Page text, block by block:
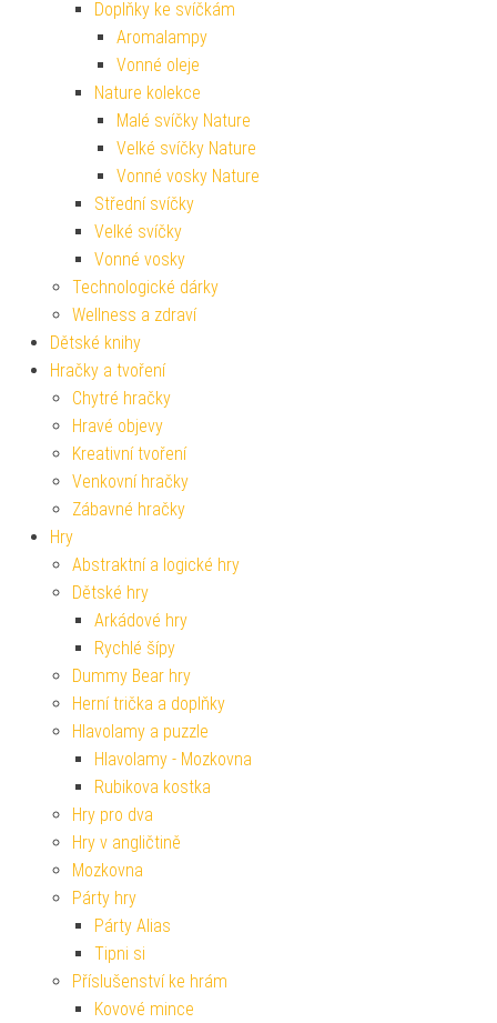
Doplňky ke svíčkám
Aromalampy
Vonné oleje
Nature kolekce
Malé svíčky Nature
Velké svíčky Nature
Vonné vosky Nature
Střední svíčky
Velké svíčky
Vonné vosky
Technologické dárky
Wellness a zdraví
Dětské knihy
Hračky a tvoření
Chytré hračky
Hravé objevy
Kreativní tvoření
Venkovní hračky
Zábavné hračky
Hry
Abstraktní a logické hry
Dětské hry
Arkádové hry
Rychlé šípy
Dummy Bear hry
Herní trička a doplňky
Hlavolamy a puzzle
Hlavolamy - Mozkovna
Rubikova kostka
Hry pro dva
Hry v angličtině
Mozkovna
Párty hry
Párty Alias
Tipni si
Příslušenství ke hrám
Kovové mince